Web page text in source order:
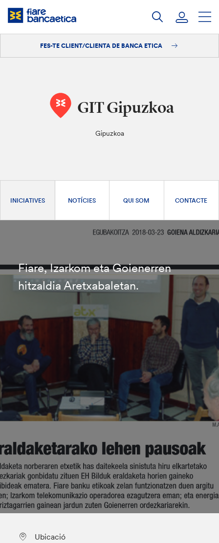
Salta
Iniciar sessióFES-TE CLIENT/CLIENTA DE BANCA ETICA
GIT Gipuzkoa
Gipuzkoa
INICIATIVES NOTÍCIES QUI SOM CONTACTE
Fiare, Izarkom eta Goienerren
hitzaldia Aretxabaletan.
Ubicació